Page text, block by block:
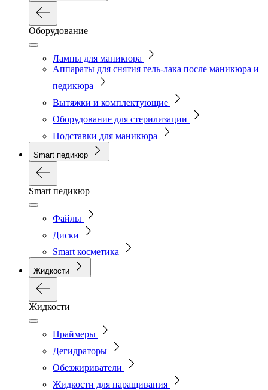
Оборудование
Лампы для маникюра
Аппараты для снятия гель-лака после маникюра и
педикюра
Вытяжки и комплектующие
Оборудование для стерилизации
Подставки для маникюра
Smart педикюр
Smart педикюр
Файлы
Диски
Smart косметика
Жидкости
Жидкости
Праймеры
Дегидраторы
Обезжириватели
Жидкости для наращивания